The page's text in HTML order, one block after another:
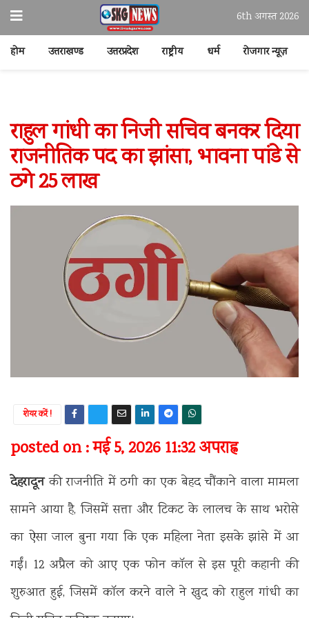
6th अगस्त 2026
होम उत्तराखण्ड उत्तरप्रदेश राष्ट्रीय धर्म रोजगार न्यूज़
राहुल गांधी का निजी सचिव बनकर दिया
राजनीतिक पद का झांसा, भावना पांडे से
ठगे 25 लाख
शेयर करें !
posted on : मई 5, 2026 11:32 अपराह्न
देहरादूनकी राजनीति में ठगी का एक बेहद चौंकाने वाला मामला
सामने आया है, जिसमें सत्ता और टिकट के लालच के साथ भरोसे
का ऐसा जाल बुना गया कि एक महिला नेता इसके झांसे में आ
गईं। 12 अप्रैल को आए एक फोन कॉल से इस पूरी कहानी की
शुरुआत हुई, जिसमें कॉल करने वाले ने खुद को राहुल गांधी का